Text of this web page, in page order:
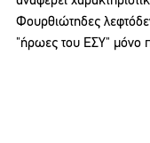
Φουρθιώτηδες
"ήρωες του ΕΣΥ" μόνο